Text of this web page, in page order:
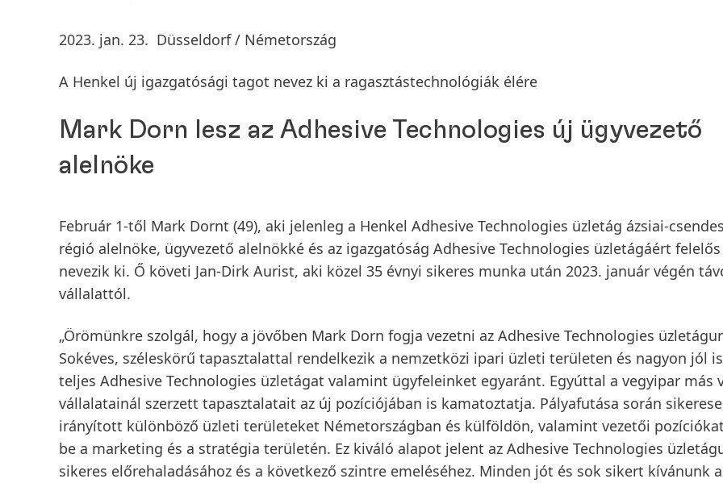
2023. jan. 23. Düsseldorf / Németország
A Henkel új igazgatósági tagot nevez ki a ragasztástechnológiák élére
Mark Dorn lesz az Adhesive Technologies új ügyvezető
alelnöke
Február 1-től Mark Dornt (49), aki jelenleg a Henkel Adhesive Technologies üzletág ázsiai-
régió alelnöke, ügyvezető alelnökké és az igazgatóság Adhesive Technologies üzletágáért
nevezik ki. Ő követi Jan-Dirk Aurist, aki közel 35 évnyi sikeres munka után 2023. január végén
vállalattól.
„Örömünkre szolgál, hogy a jövőben Mark Dorn fogja vezetni az Adhesive Technologies
Sokéves, széleskörű tapasztalattal rendelkezik a nemzetközi ipari üzleti területen és nagyon jól
teljes Adhesive Technologies üzletágat valamint ügyfeleinket egyaránt. Egyúttal a vegyipar más
vállalatainál szerzett tapasztalatait az új pozíciójában is kamatoztatja. Pályafutása során
irányított különböző üzleti területeket Németországban és külföldön, valamint vezetői
be a marketing és a stratégia területén. Ez kiváló alapot jelent az Adhesive Technologies
sikeres előrehaladásához és a következő szintre emeléséhez. Minden jót és sok sikert kívánunk